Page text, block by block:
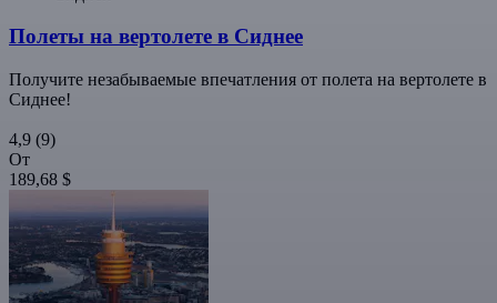
Полеты на вертолете в Сиднее
Получите незабываемые впечатления от полета на вертолете в
Сиднее!
4,9 (9)
От
189,68 $